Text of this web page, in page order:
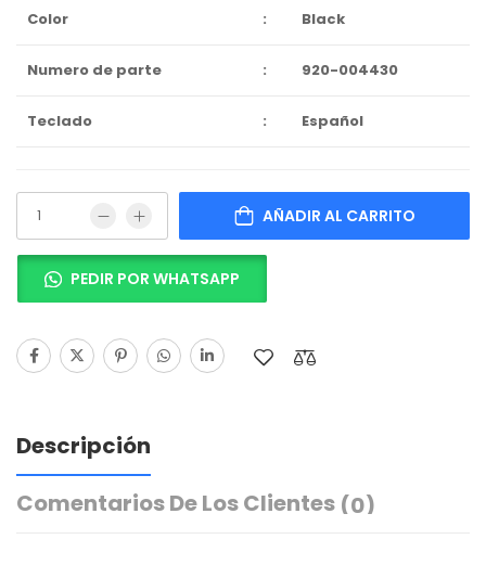
Color : Black
Numero de parte : 920-004430
Teclado : Español
AÑADIR AL CARRITO
PEDIR POR WHATSAPP
Descripción
Comentarios De Los Clientes (0)